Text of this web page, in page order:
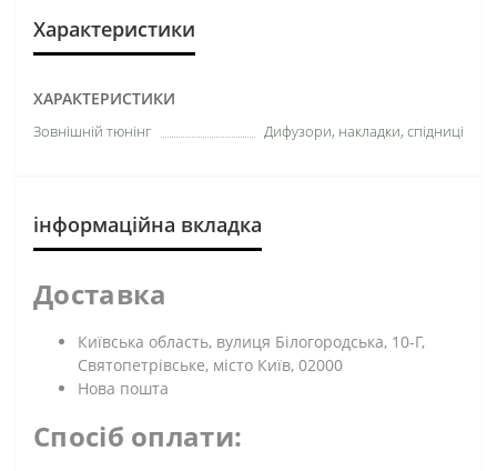
Характеристики
ХАРАКТЕРИСТИКИ
Зовнішній тюнінг Дифузори, накладки, спідниці
інформаційна вкладка
Доставка
Київська область, вулиця Білогородська, 10-Г,
Святопетрівське, місто Київ, 02000
Нова пошта
Спосіб оплати: